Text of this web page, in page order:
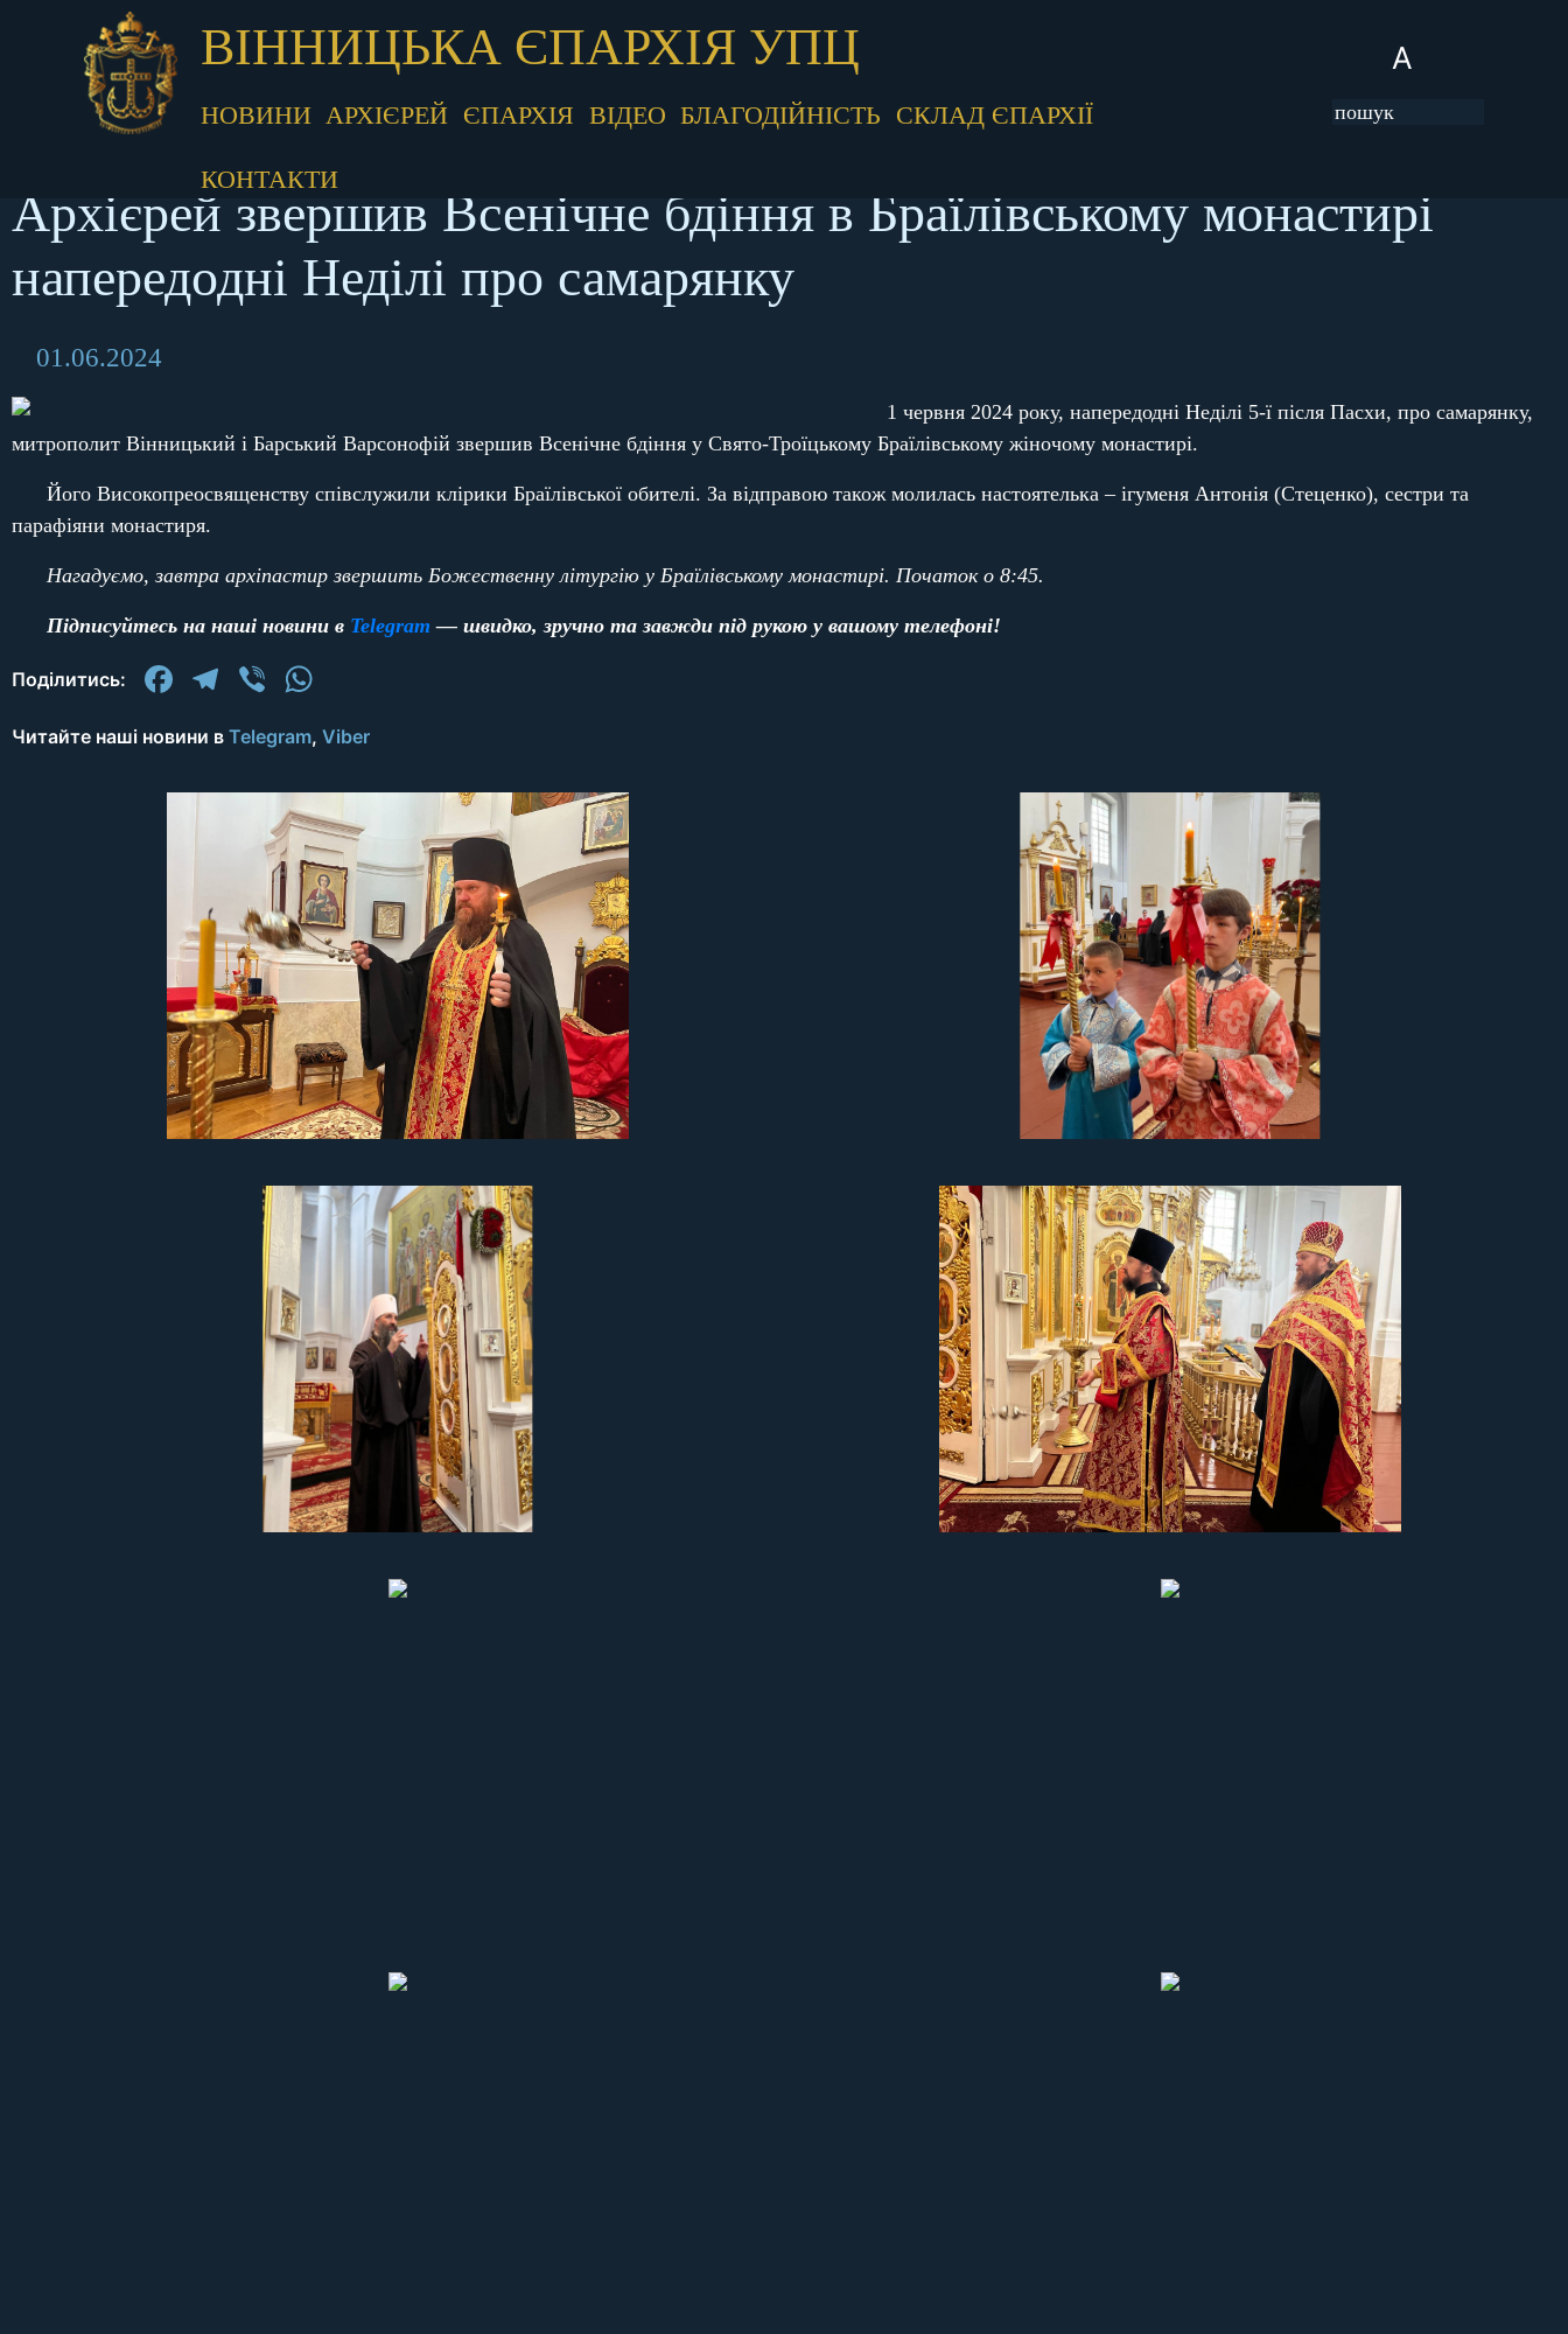
A
ВІННИЦЬКА ЄПАРХІЯ УПЦ
НОВИНИ АРХІЄРЕЙ ЄПАРХІЯ ВІДЕО БЛАГОДІЙНІСТЬ СКЛАД ЄПАРХІЇ
КОНТАКТИ
Архієрей звершив Всенічне бдіння в Браїлівському монастирі
напередодні Неділі про самарянку
01.06.2024
1 червня 2024 року, напередодні Неділі 5-ї після Пасхи, про самарянку,
митрополит Вінницький і Барський Варсонофій звершив Всенічне бдіння у Свято-Троїцькому Браїлівському жіночому монастирі.
Його Високопреосвященству співслужили клірики Браїлівської обителі. За відправою також молилась настоятелька – ігуменя Антонія (Стеценко), сестри та
парафіяни монастиря.
Нагадуємо, завтра архіпастир звершить Божественну літургію у Браїлівському монастирі. Початок о 8:45.
Підписуйтесь на наші новини в Telegram — швидко, зручно та завжди під рукою у вашому телефоні!
Поділитись: Facebook
Telegram
Viber
Читайте наші новини в Telegram, Viber